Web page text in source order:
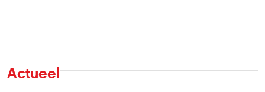
Actueel